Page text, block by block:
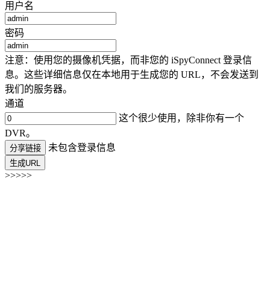
用户名
密码
注意：使用您的摄像机凭据，而非您的 iSpyConnect 登录信
息。这些详细信息仅在本地用于生成您的 URL，不会发送到
我们的服务器。
通道
这个很少使用，除非你有一个
DVR。
分享链接 未包含登录信息
生成URL
>>>>>